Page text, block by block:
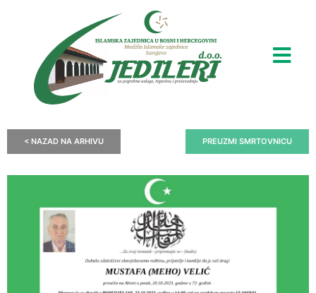
< NAZAD NA ARHIVU PREUZMI SMRTOVNICU